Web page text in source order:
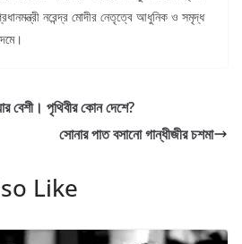
নরেন্দ্র মোদীর নেতৃত্বে আধুনিক ও সমৃদ্ধ
বেশী। পৃথিবীর কোন দেশে?
সোনার পাত বসানো গান্ধীজীর চশমা
Like